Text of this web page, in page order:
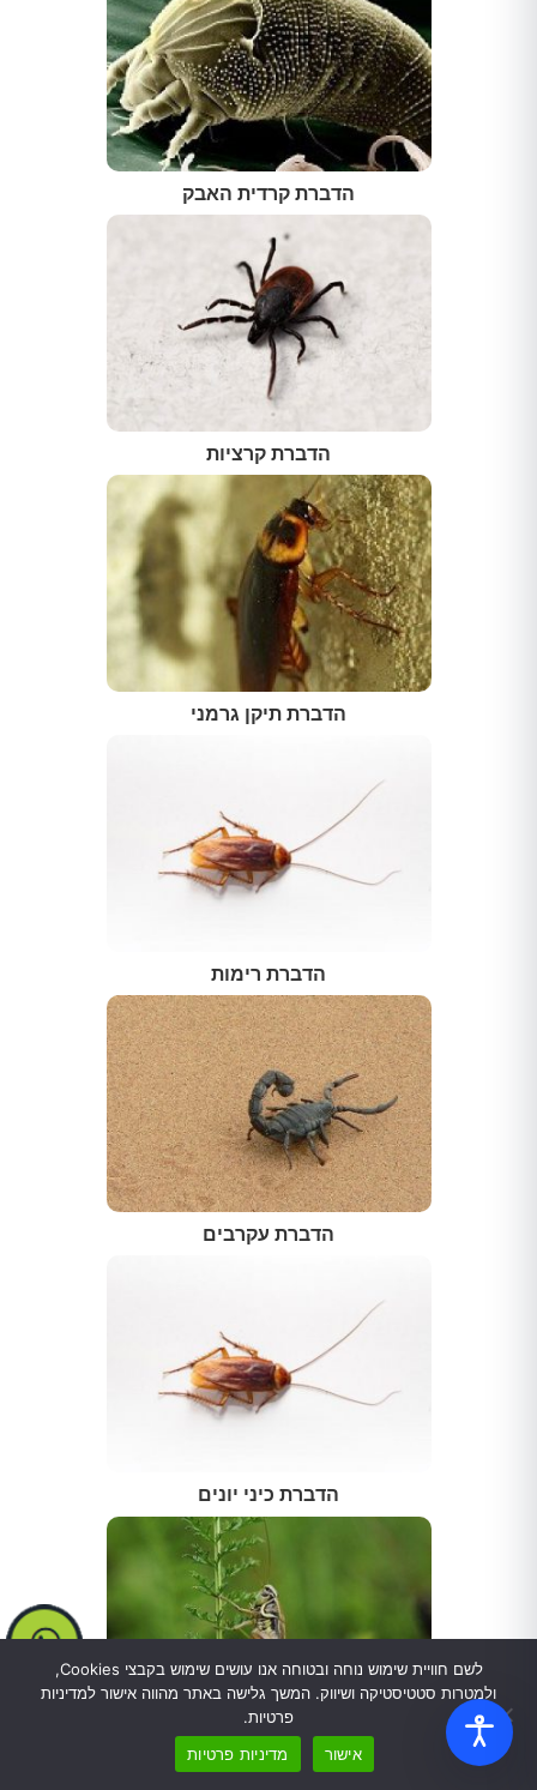
הדברת קרדית האבק
הדברת קרציות
הדברת תיקן גרמני
הדברת רימות
הדברת עקרבים
הדברת כיני יונים
הדברת צרצרים
לשם חוויית שימוש נוחה ובטוחה אנו עושים שימוש בקבצי Cookies,
ולמטרות סטטיסטיקה ושיווק. המשך גלישה באתר מהווה אישור למדיניות
פרטיות.
אישור
מדיניות פרטיות